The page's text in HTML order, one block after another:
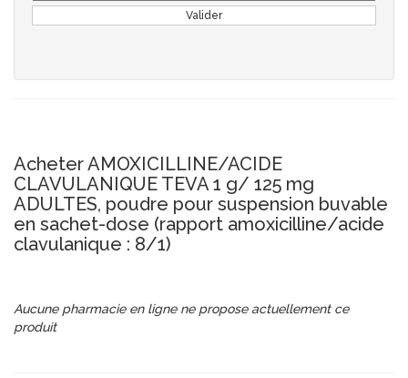
Valider
Acheter AMOXICILLINE/ACIDE
CLAVULANIQUE TEVA 1 g/ 125 mg
ADULTES, poudre pour suspension buvable
en sachet-dose (rapport amoxicilline/acide
clavulanique : 8/1)
Aucune pharmacie en ligne ne propose actuellement ce
produit